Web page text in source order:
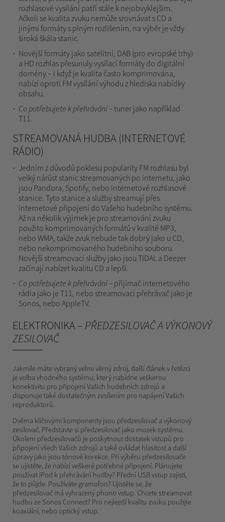
rozhlasové vysílání patří stále k nejobvyklejším.
Ačkoli se kvalita zvuku nemůže srovnávat s CD a
jinými formáty s plným rozlišením, na výběr je vždy
široká škála stanic.
Novější formáty jako satelitní, DAB (pro evropské trhy)
a HD rozhlas přesunuly vysílací formáty do digitální
domény – i když je kvalita často komprimována,
nabízí oproti FM vysílání výhodu z hlediska nabídky
obsahu.
Co potřebujete k přehrávání –tuner jako například
T11.
STREAMOVANÁ HUDBA (INTERNETOVÉ
RÁDIO)
Jedním z důvodů poklesu popularity FM rozhlasu byl
velký nárůst stanic streamovaných po internetu, jako
jsou Pandora, Spotify, nebo internetové rozhlasové
stanice. Tyto stanice a služby streamují přes
internetové připojení do Vašeho hudebního systému.
Až na několik výjimek je pro streamování zvuku
použito komprimovaných formátů v kvalitě MP3,
nebo WMA, takže zvuk nebude tak dobrý jako u CD,
nebo nekomprimovaného hudebního souboru.
Novější streamovací služby jako jsou TIDAL a Deezer
začínají nabízet kvalitu CD a lepší.
Co potřebujete k přehrávání – přijímač internetového
rádia jako je T11, nebo streamovací přehrávač jako je
Sonos, nebo AppleTV.
ELEKTRONIKA – PŘEDZESILOVAČ A VÝKONOVÝ
ZESILOVAČ
Jakmile máte vybraný velmi věrný zdroj, další článek v řetězci
je volba vhodného systému, který nabídne veškerou
konektivitu pro připojení Vašich hudebních zdrojů a
disponuje také dostatečným zesílením pro napájení Vašich
reproduktorů.
Dvěma klíčovými komponenty jsou předzesilovač a výkonový
zesilovač. Představte si předzesilovač jako mozek systému.
Úkolem předzesilovačů je poskytnout dostatek vstupů pro
připojení všech Vašich zdrojů a také ovládat hlasitost a další
úpravy jako jsou tónové korekce. Při výběru předzesilovače
se ujistěte, že nabízí veškeré potřebné připojení. Plánujete
používat iPod k přehrávání hudby? Přední USB vstup zajistí,
že to půjde. Používáte gramofon? Ujistěte se, že
předzesilovač má vyhrazený phono vstup. Chcete streamovat
hudbu ze Sonos Connect? Pro nejlepší kvalitu zvuku použijte
koaxiální, nebo optický vstup.